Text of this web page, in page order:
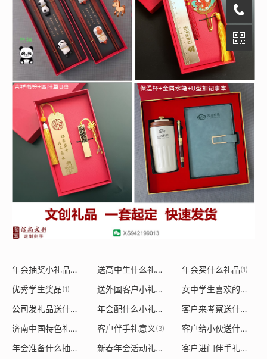
年会抽奖小礼品都有什么 (1) 送高中生什么礼物好 年会买什么礼品(1)
优秀学生奖品(1) 送外国客户小礼物贺卡怎么写祝福语 (1) 女中学生喜欢的礼物
公司发礼品送什么好一点 (1) 年会配什么小礼品最好 (1)
客户来考察送什么伴手礼
济南中国特色礼品送老外
(1)
客户伴手礼意义 (3)
客户给小伙送什么礼物好一点
年会准备什么抽奖礼品呢
(1) 新春年会活动礼品是什么 (1) 客户进门伴手礼送什么好一点